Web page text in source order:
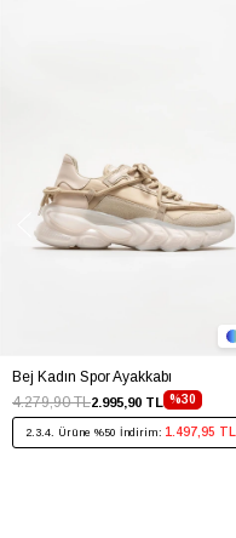
Bej Kadın Spor Ayakkabı
%30
2.995,90 TL
4.279,90 TL
2.3.4. Ürüne %50 İndirim: 1.497,95 TL